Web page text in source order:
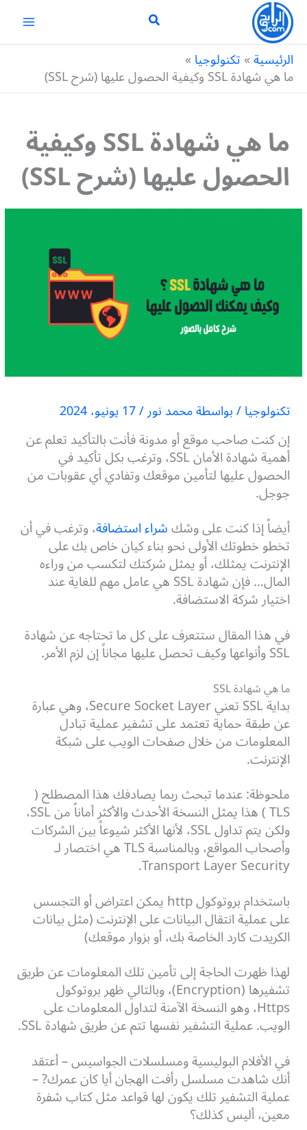
تخطي
المحتوى
الرئيسية تكنولوجيا
ما هي شهادة SSL وكيفية الحصول عليها (شرح SSL)
ما هي شهادة SSL وكيفية
الحصول عليها (شرح SSL)
تكنولوجيا/ بواسطةمحمد نور/17 يونيو، 2024
إن كنت صاحب موقع أو مدونة فأنت بالتأكيد تعلم عن
أهمية شهادة الأمان SSL، وترغب بكل تأكيد في
الحصول عليها لتأمين موقعك وتفادي أي عقوبات من
جوجل.
أيضاً إذا كنت على وشكشراء استضافة، وترغب في أن
تخطو خطوتك الأولى نحو بناء كيان خاص بك على
الإنترنت يمثلك، أو يمثل شركتك لتكسب من وراءه
المال… فإن شهادة SSL هي عامل مهم للغاية عند
اختيار شركة الاستضافة.
في هذا المقال ستتعرف على كل ما تحتاجه عن شهادة
SSL وأنواعها وكيف تحصل عليها مجاناً إن لزم الأمر.
ما هي شهادة SSL
بداية SSL تعني Secure Socket Layer، وهي عبارة
عن طبقة حماية تعتمد على تشفير عملية تبادل
المعلومات من خلال صفحات الويب على شبكة
الإنترنت.
ملحوظة: عندما تبحث ربما يصادفك هذا المصطلح (
TLS ) هذا يمثل النسخة الأحدث والأكثر أماناً من SSL،
ولكن يتم تداول SSL، لأنها الأكثر شيوعاً بين الشركات
وأصحاب المواقع، وبالمناسبة TLS هي اختصار لـ
Transport Layer Security.
باستخدام بروتوكول http يمكن اعتراض أو التجسس
على عملية انتقال البيانات على الإنترنت (مثل بيانات
الكريدت كارد الخاصة بك، أو بزوار موقعك)
لهذا ظهرت الحاجة إلى تأمين تلك المعلومات عن طريق
تشفيرها (Encryption)، وبالتالي ظهر بروتوكول
Https، وهو النسخة الآمنة لتداول المعلومات على
الويب. عملية التشفير نفسها تتم عن طريق شهادة SSL.
في الأفلام البوليسية ومسلسلات الجواسيس – أعتقد
أنك شاهدت مسلسل رأفت الهجان أيا كان عمرك? –
عملية التشفير تلك يكون لها قواعد مثل كتاب شفرة
معين، أليس كذلك؟